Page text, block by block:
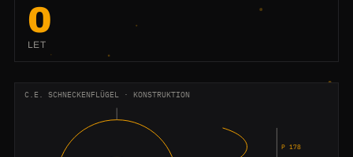
0
LET
C.E. SCHNECKENFLÜGEL · KONSTRUKTION
P 178